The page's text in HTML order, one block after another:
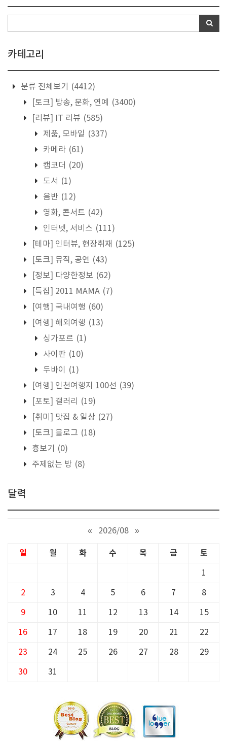
카테고리
분류 전체보기
(4412)
[토크] 방송, 문화, 연예
(3400)
[리뷰] IT 리뷰 (585)
제품, 모바일 (337)
카메라 (61)
캠코더 (20)
도서 (1)
음반 (12)
영화, 콘서트 (42)
인터넷, 서비스 (111)
[테마] 인터뷰, 현장취재 (125)
[토크] 뮤직, 공연 (43)
[정보] 다양한정보 (62)
[특집] 2011 MAMA (7)
[여행] 국내여행 (60)
[여행] 해외여행 (13)
싱가포르 (1)
사이판 (10)
두바이
(1)
[여행] 인천여행지 100선 (39)
[포토] 갤러리
(19)
[취미] 맛집 & 일상 (27)
[토크] 블로그 (18)
흉보기
(0)
주제없는 방 (8)
달력
« 2026/08 »
일 월 화 수 목 금 토
1
2 3 4 5 6 7 8
9 10 11 12 13 14 15
16 17 18 19 20 21 22
23 24 25 26 27 28 29
30 31